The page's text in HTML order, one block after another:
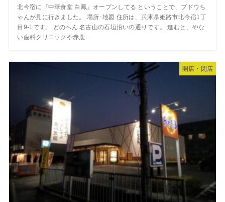
北今宿に『中華食堂 白鳳』オープンしてる ということで、ブドウち
ゃんが見に行きました。 場所･地図 住所は、兵庫県姫路市北今宿1丁
目9-1です。 どのへん 名古山の石垣沿いの通りです。 進むと、やな
い歯科クリニックや赤鹿...
開店・閉店